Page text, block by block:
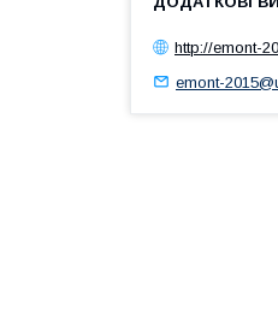
http://emont-
emont-